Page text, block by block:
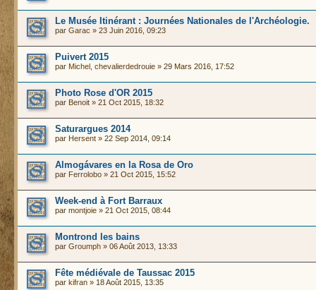
Le Musée Itinérant : Journées Nationales de l'Archéologie.
par Garac » 23 Juin 2016, 09:23
Puivert 2015
par Michel, chevalierdedrouie » 29 Mars 2016, 17:52
Photo Rose d'OR 2015
par Benoit » 21 Oct 2015, 18:32
Saturargues 2014
par Hersent » 22 Sep 2014, 09:14
Almogávares en la Rosa de Oro
par Ferrolobo » 21 Oct 2015, 15:52
Week-end à Fort Barraux
par montjoie » 21 Oct 2015, 08:44
Montrond les bains
par Groumph » 06 Août 2013, 13:33
Fête médiévale de Taussac 2015
par kifran » 18 Août 2015, 13:35